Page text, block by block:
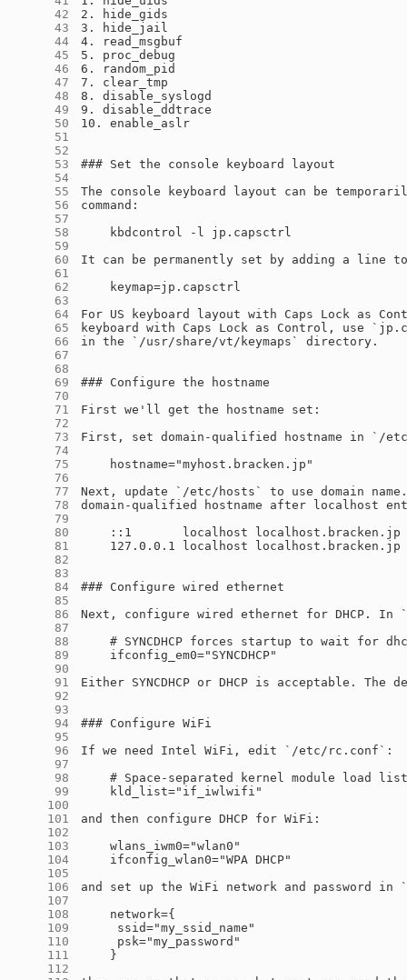
     42
     43
     44
     45
     46
     47
     48
     49
     50
     51
     52
     53
     54
     55
     56
     57
     58
     59
     60
     61
     62
     63
     64
     65
     66
     67
     68
     69
     70
     71
     72
     73
     74
     75
     76
     77
     78
     79
     80
     81
     82
     83
     84
     85
     86
     87
     88
     89
     90
     91
     92
     93
     94
     95
     96
     97
     98
     99
    100
    101
    102
    103
    104
    105
    106
    107
    108
    109
    110
    111
    112